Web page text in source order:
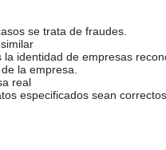
se trata de fraudes.
identidad de empresas
la empresa.
real
especificados sean